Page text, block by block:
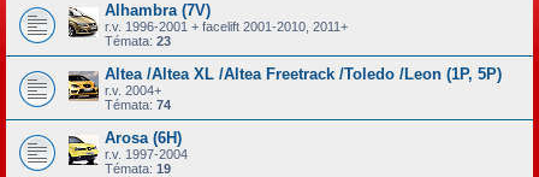
Alhambra (7V)
r.v. 1996-2001 + facelift 2001-2010, 2011+
Témata: 23
Altea /Altea XL /Altea Freetrack /Toledo /Leon (1P, 5P)
r.v. 2004+
Témata: 74
Arosa (6H)
r.v. 1997-2004
Témata: 19